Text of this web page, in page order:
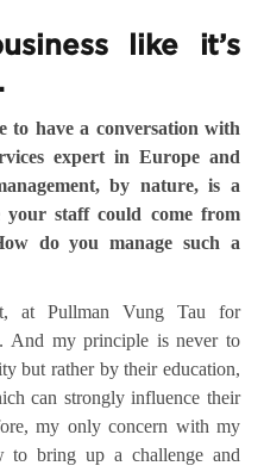
like it’s
to have a conversation with
expert in Europe and
by nature, is a
your staff could come from
do you manage such a
at Pullman Vung Tau for
And my principle is never to
but rather by their education,
can strongly influence their
my only concern with my
to bring up a challenge and